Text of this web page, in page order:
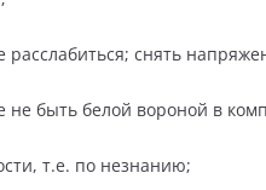
снять
быть белой вороной в
т.е. по незнанию;